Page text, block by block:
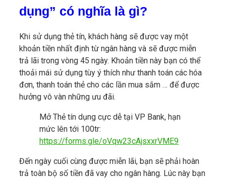
dụng” có nghĩa là gì?
Khi sử dụng thẻ tín, khách hàng sẽ được vay một
khoản tiền nhất định từ ngân hàng và sẽ được miễn
trả lãi trong vòng 45 ngày. Khoản tiền này bạn có thể
thoải mái sử dụng tùy ý thích như thanh toán các hóa
đơn, thanh toán thẻ cho các lần mua sắm … để được
hưởng vô vàn những ưu đãi.
Mở Thẻ tín dụng cực dễ tại VP Bank, hạn
mức lên tới 100tr:
https://forms.gle/oVqw23cAjsxxrVME9
Đến ngày cuối cùng được miễn lãi, bạn sẽ phải hoàn
trả toàn bộ số tiền đã vay cho ngân hàng. Lúc này bạn